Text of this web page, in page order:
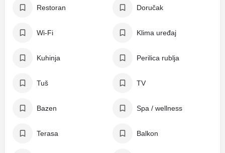
Restoran Doručak
Wi-Fi Klima uređaj
Kuhinja Perilica rublja
Tuš TV
Bazen Spa / wellness
Terasa Balkon